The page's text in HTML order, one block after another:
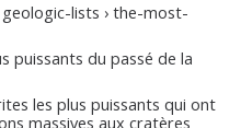
geologic-lists › the-most-
puissants du passé de la
les plus puissants qui ont
massives aux cratères